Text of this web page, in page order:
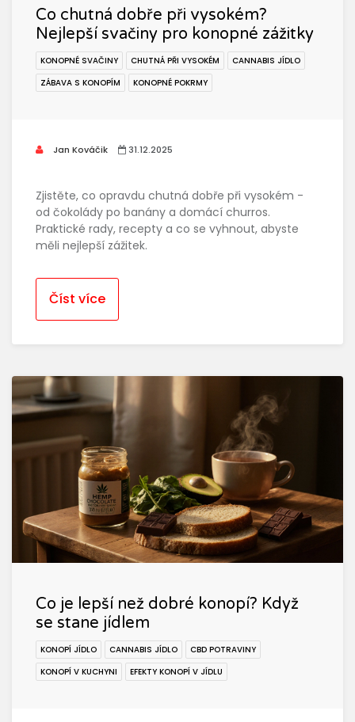
Co chutná dobře při vysokém?
Nejlepší svačiny pro konopné zážitky
KONOPNÉ SVAČINY CHUTNÁ PŘI VYSOKÉM
CANNABIS JÍDLO
ZÁBAVA S KONOPÍM
KONOPNÉ POKRMY
Jan Kováčik 31.12.2025
Zjistěte, co opravdu chutná dobře při vysokém -
od čokolády po banány a domácí churros.
Praktické rady, recepty a co se vyhnout, abyste
měli nejlepší zážitek.
Číst více
Co je lepší než dobré konopí? Když
se stane jídlem
KONOPÍ JÍDLO CANNABIS JÍDLO
CBD POTRAVINY
KONOPÍ V KUCHYNI
EFEKTY KONOPÍ V JÍDLU